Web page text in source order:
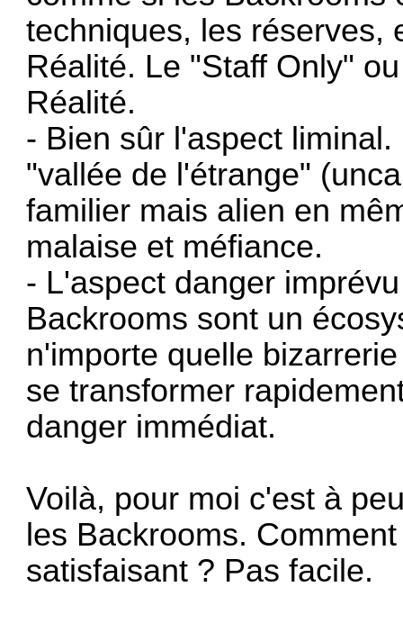
techniques, les réserves,
Réalité. Le "Staff Only"
Réalité.
- Bien sûr l'aspect
"vallée de l'étrange"
familier mais alien en
malaise et méfiance.
- L'aspect danger
Backrooms sont un
n'importe quelle
se transformer
danger immédiat.
Voilà, pour moi c'est à
les Backrooms.
satisfaisant ? Pas facile.